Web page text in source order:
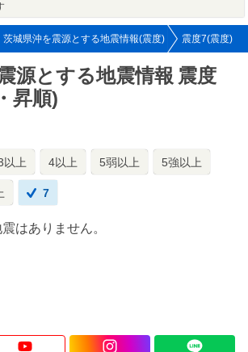
茨城県沖を震源とする地震情報(震度) 震度7(震度)
源とする地震情報 震度
昇順)
以上 4以上 5弱以上 5強以上
7
はありません。